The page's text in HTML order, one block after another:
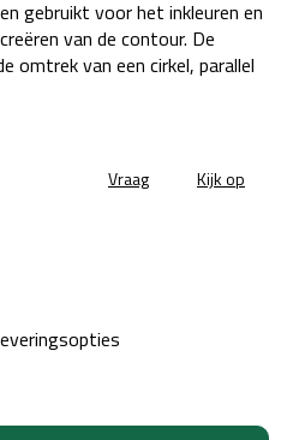
gebruikt voor het inkleuren en
van de contour. De
omtrek van een cirkel, parallel
Vraag Kijk op